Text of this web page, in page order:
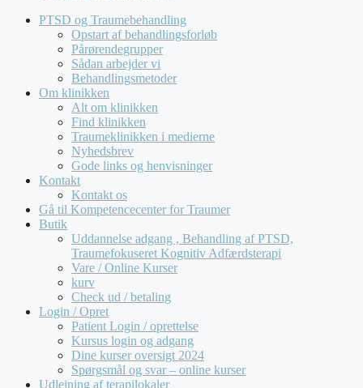
PTSD og Traumebehandling
Opstart af behandlingsforløb
Pårørendegrupper
Sådan arbejder vi
Behandlingsmetoder
Om klinikken
Alt om klinikken
Find klinikken
Traumeklinikken i medierne
Nyhedsbrev
Gode links og henvisninger
Kontakt
Kontakt os
Gå til Kompetencecenter for Traumer
Butik
Uddannelse adgang , Behandling af PTSD,
Traumefokuseret Kognitiv Adfærdsterapi
Vare / Online Kurser
kurv
Check ud / betaling
Login / Opret
Patient Login / oprettelse
Kursus login og adgang
Dine kurser oversigt 2024
Spørgsmål og svar – online kurser
Udlejning af terapilokaler